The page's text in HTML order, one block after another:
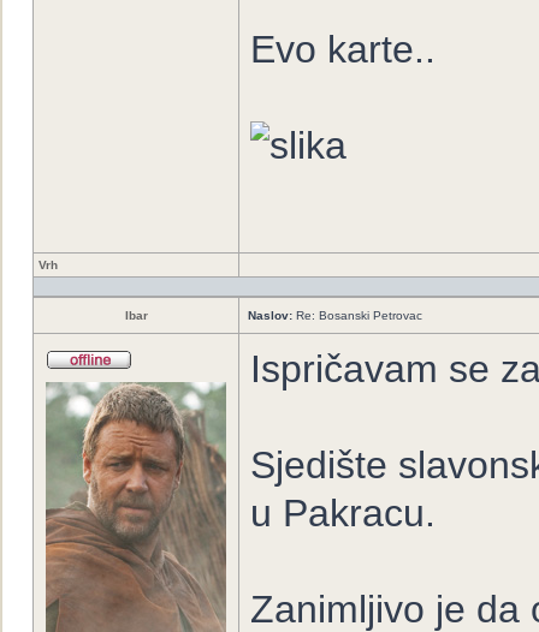
Evo karte..
Vrh
Ibar Naslov: Re: Bosanski Petrovac
Ispričavam se
Sjedište
u Pakracu.
Zanimljivo je da